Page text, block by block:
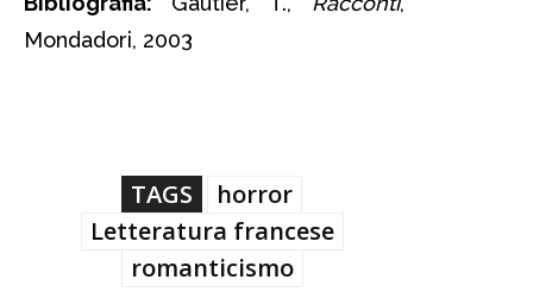
Mondadori, 2003
TAGS
horror
Letteratura francese
romanticismo